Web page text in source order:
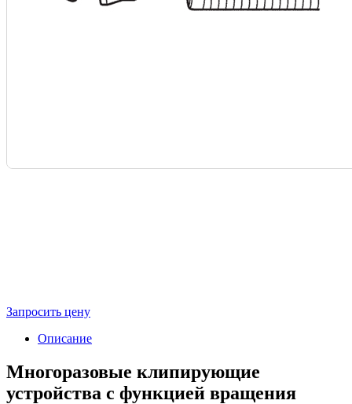
Запросить цену
Описание
Многоразовые клипирующие
устройства с функцией вращения